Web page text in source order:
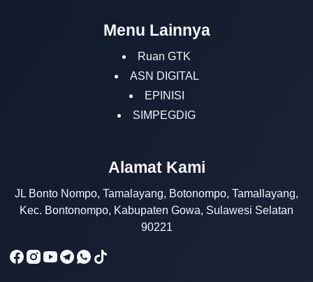
Menu Lainnya
Ruan GTK
ASN DIGITAL
EPINISI
SIMPEGDIG
Alamat Kami
JL Bonto Nompo, Tamalayang, Botonompo, Tamallayang,
Kec. Bontonompo, Kabupaten Gowa, Sulawesi Selatan
90221